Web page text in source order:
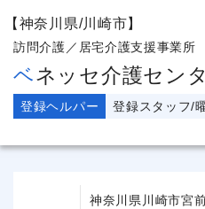
【神奈川県/川崎市】
訪問介護／居宅介護支援事業所
ベネッセ介護セン
登録ヘルパー 登録スタッフ/
神奈川県川崎市宮